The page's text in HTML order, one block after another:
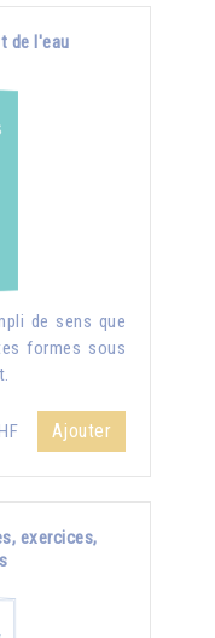
de l'eau
de sens que
formes sous
Ajouter
exercices,